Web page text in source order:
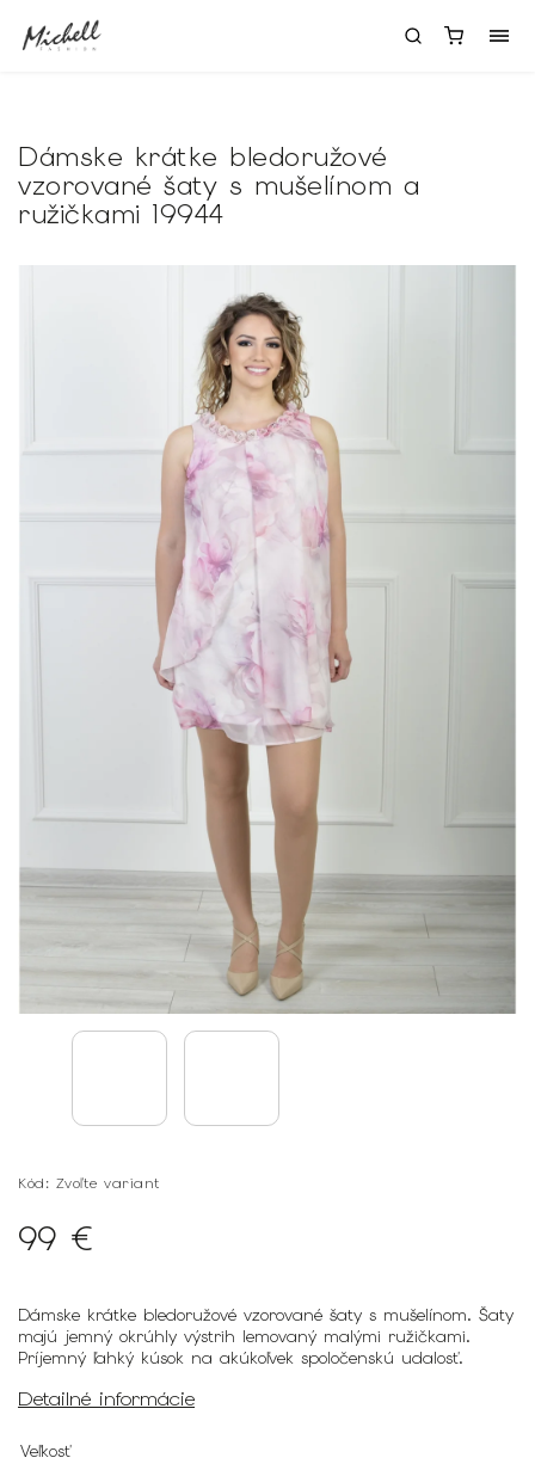
Dámske krátke bledoružové
vzorované šaty s mušelínom a
ružičkami 19944
Kód: Zvoľte variant
99 €
Dámske krátke bledoružové vzorované šaty s mušelínom. Šaty
majú jemný okrúhly výstrih lemovaný malými ružičkami.
Príjemný ľahký kúsok na akúkoľvek spoločenskú udalosť.
Detailné informácie
Veľkosť